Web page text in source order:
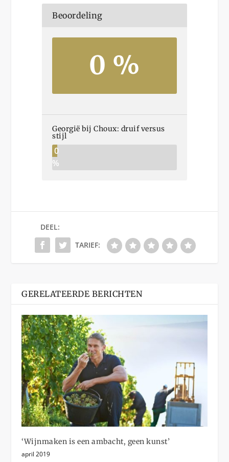
Beoordeling
0 %
Georgië bij Choux: druif versus
stijl
0
%
DEEL:
TARIEF:
GERELATEERDE BERICHTEN
‘Wijnmaken is een ambacht, geen kunst’
april 2019